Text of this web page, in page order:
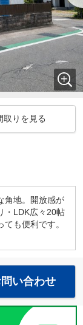
取りを見る
角地。開放感が
・LDK広々20帖
も便利です。
い合わせ